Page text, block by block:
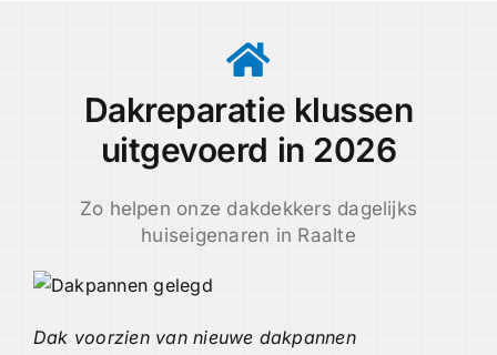
Dakreparatie klussen
uitgevoerd in 2026
Zo helpen onze dakdekkers dagelijks
huiseigenaren in Raalte
Dak voorzien van nieuwe dakpannen